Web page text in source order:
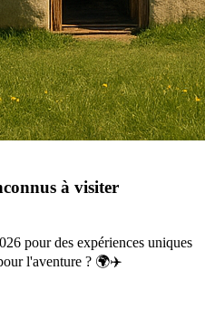
à visiter
pour des expériences uniques
l'aventure ? 🌍✈️